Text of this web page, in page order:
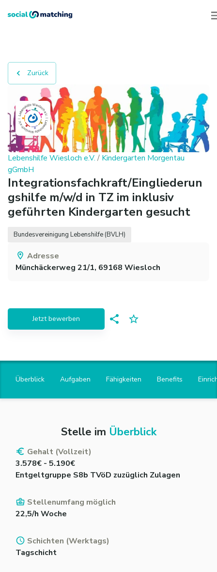
Zurück
Lebenshilfe Wiesloch e.V. / Kindergarten Morgentau
gGmbH
Integrationsfachkraft/Eingliederun
gshilfe m/w/d in TZ im inklusiv
geführten Kindergarten gesucht
Bundesvereinigung Lebenshilfe (BVLH)
Adresse
Münchäckerweg 21/1, 69168 Wiesloch
Jetzt bewerben
Überblick Aufgaben Fähigkeiten Benefits
Stelle im Überblick
Gehalt (Vollzeit)
3.578€ - 5.190€
Entgeltgruppe S8b TVöD zuzüglich Zulagen
Stellenumfang möglich
22,5/h Woche
Schichten (Werktags)
Tagschicht